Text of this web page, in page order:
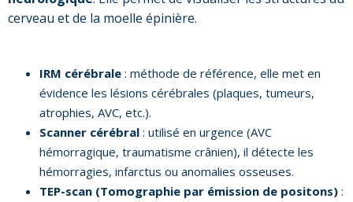
cerveau et de la moelle épinière.
IRM cérébrale : méthode de référence, elle met en
évidence les lésions cérébrales (plaques, tumeurs,
atrophies, AVC, etc.).
Scanner cérébral : utilisé en urgence (AVC
hémorragique, traumatisme crânien), il détecte les
hémorragies, infarctus ou anomalies osseuses.
TEP-scan (Tomographie par émission de positons) :